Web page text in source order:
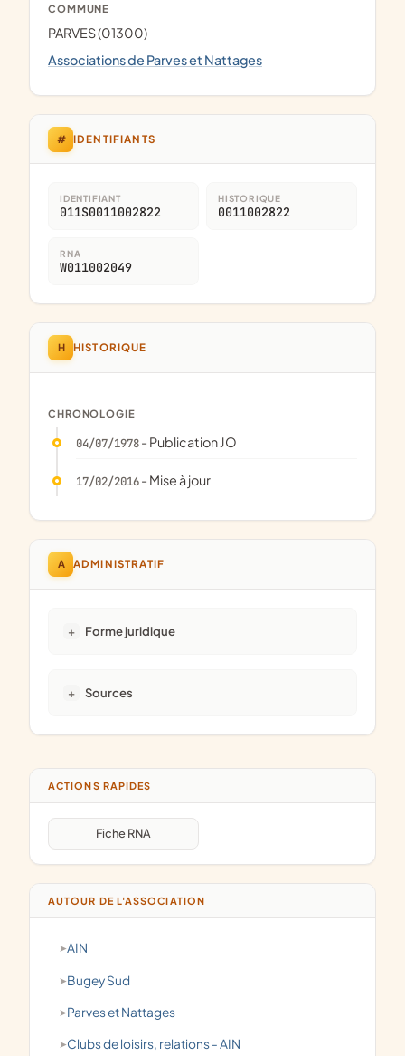
COMMUNE
PARVES (01300)
Associations de Parves et Nattages
# IDENTIFIANTS
IDENTIFIANT
011S0011002822
HISTORIQUE
0011002822
RNA
W011002049
H HISTORIQUE
CHRONOLOGIE
04/07/1978- Publication JO
17/02/2016- Mise à jour
A ADMINISTRATIF
Forme juridique
Sources
ACTIONS RAPIDES
Fiche RNA
AUTOUR DE L'ASSOCIATION
AIN
Bugey Sud
Parves et Nattages
clubs de loisirs, relations - AIN